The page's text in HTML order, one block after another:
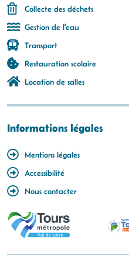
Collecte des déchets
Gestion de l'eau
Transport
Restauration scolaire
Location de salles
Informations légales
Mentions légales
Accessibilité
Nous contacter